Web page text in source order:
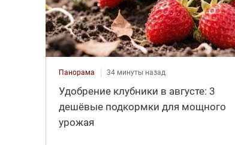
Панорама 34 минуты назад
Удобрение клубники в августе: 3
дешёвые подкормки для мощного
урожая